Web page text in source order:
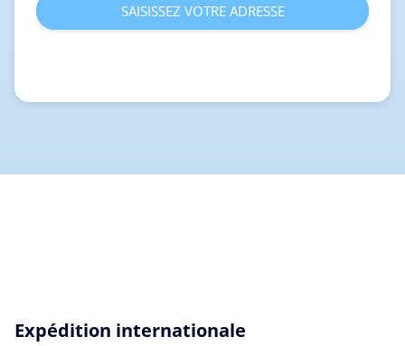
SAISISSEZ VOTRE ADRESSE
Expédition internationale